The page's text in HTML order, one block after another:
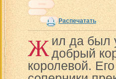
Распечатать
Жил да был
добрый
королевой.